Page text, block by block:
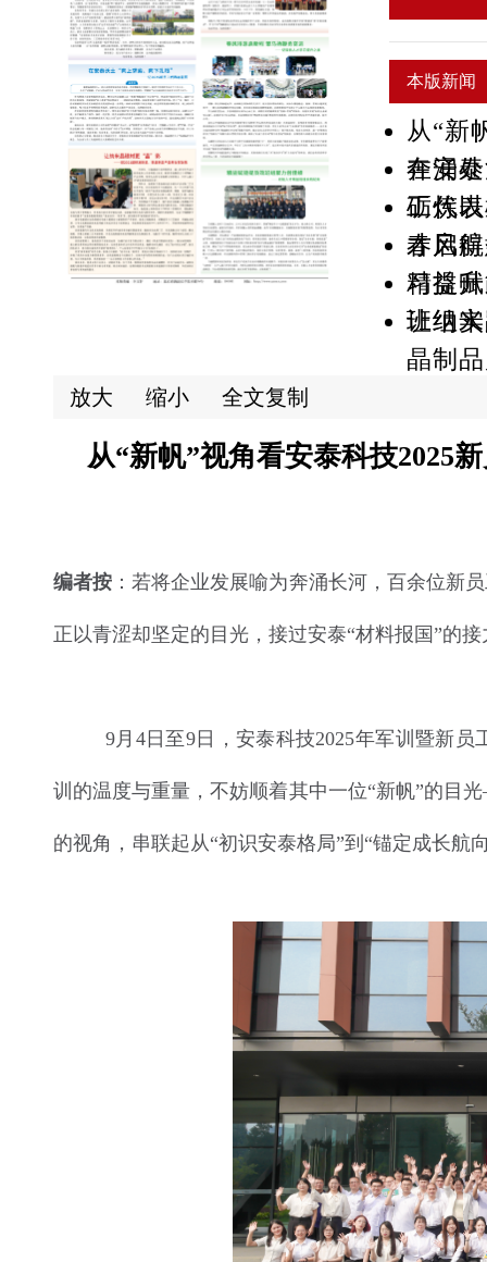
本版新闻
从“新
奔涌
在安
工代
砺炼
才启
春风
习提
精益
班组
让纳
晶制
放大 缩小 全文复制
从“新帆”视角看安泰科技2025
编者按 ：若将企业发展喻为奔涌长河，百余位
正以青涩却坚定的目光，接过安泰“材料报国”的
9月4日至9日，安泰科技2025年军训暨新
训的温度与重量，不妨顺着其中一位“新帆”的目
的视角，串联起从“初识安泰格局”到“锚定成长航